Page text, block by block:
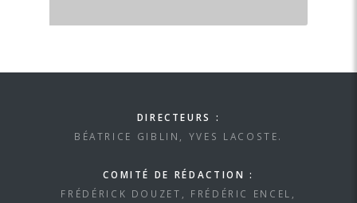
DIRECTEURS :
BÉATRICE GIBLIN, YVES LACOSTE.
COMITÉ DE RÉDACTION :
FRÉDÉRICK DOUZET, FRÉDÉRIC ENCEL,